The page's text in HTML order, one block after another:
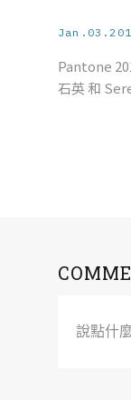
Pantone
石英 和
說點什